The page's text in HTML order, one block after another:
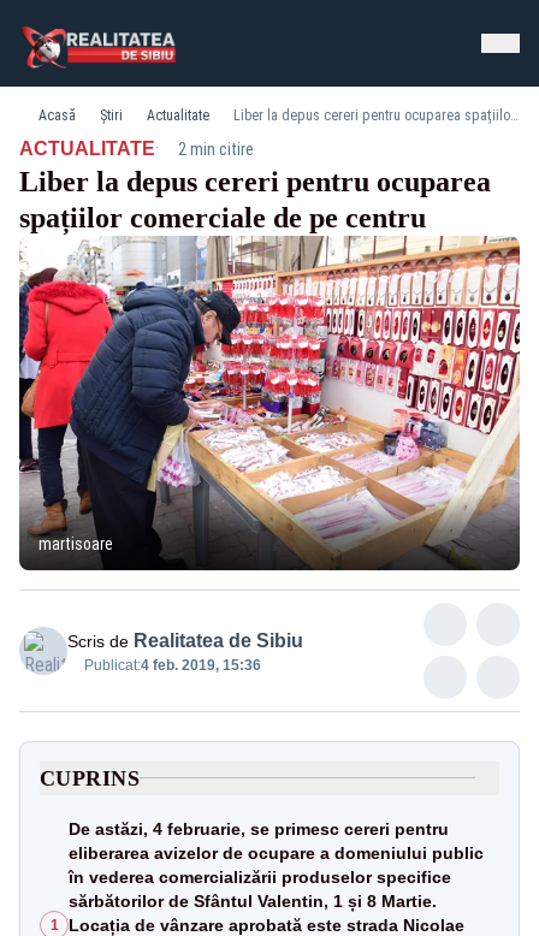
Acasă Știri Actualitate Liber la depus cereri pentru ocuparea spațiilor comerciale de pe centru
ACTUALITATE· 2 min citire
Liber la depus cereri pentru ocuparea
spațiilor comerciale de pe centru
martisoare
Scris de Realitatea de Sibiu
Publicat:4 feb. 2019, 15:36
CUPRINS
1
De astăzi, 4 februarie, se primesc cereri pentru
eliberarea avizelor de ocupare a domeniului public
în vederea comercializării produselor specifice
sărbătorilor de Sfântul Valentin, 1 și 8 Martie.
Locația de vânzare aprobată este strada Nicolae